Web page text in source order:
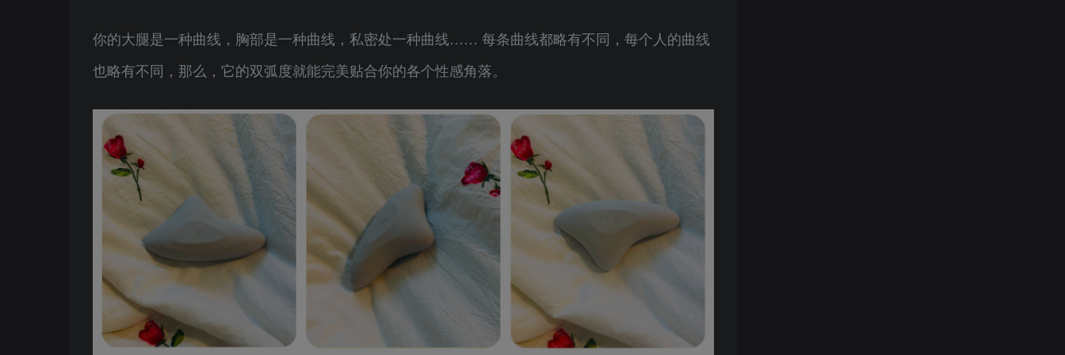
你的大腿是一种曲线，胸部是一种曲线，私密处一种曲线…… 每条曲线都略有不同，每个人的曲线
也略有不同，那么，它的双弧度就能完美贴合你的各个性感角落。